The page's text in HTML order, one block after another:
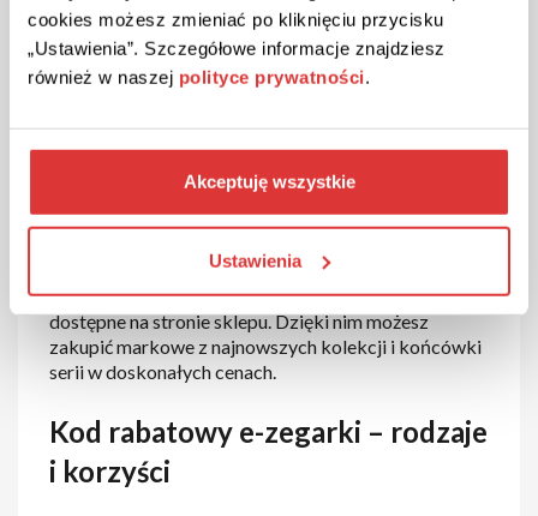
cookies możesz zmieniać po kliknięciu przycisku
„Ustawienia”. Szczegółowe informacje znajdziesz
również w naszej polityce prywatności.
Akceptuję wszystkie
Ustawienia
e-zegarki.pl kod rabatowy i
promocje
Jeżeli chcesz zyskać jeszcze więcej, wykorzystaj
kody rabatowe e-zegarki.pl, które znajdziesz na
naszej stronie. Jak to zrobić? Wystarczy skopiować
kod rabatowy e-zegarki.pl i wkleić go w dedykowane
sięgający nawet kilkudziesięciu procent. Warto też
śledzić promocje e-zegarki.pl i rabaty e-zegarki.pl
dostępne na stronie sklepu. Dzięki nim możesz
zakupić markowe z najnowszych kolekcji i końcówki
serii w doskonałych cenach.
Kod rabatowy e-zegarki – rodzaje
i korzyści